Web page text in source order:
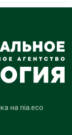
на nia.eco